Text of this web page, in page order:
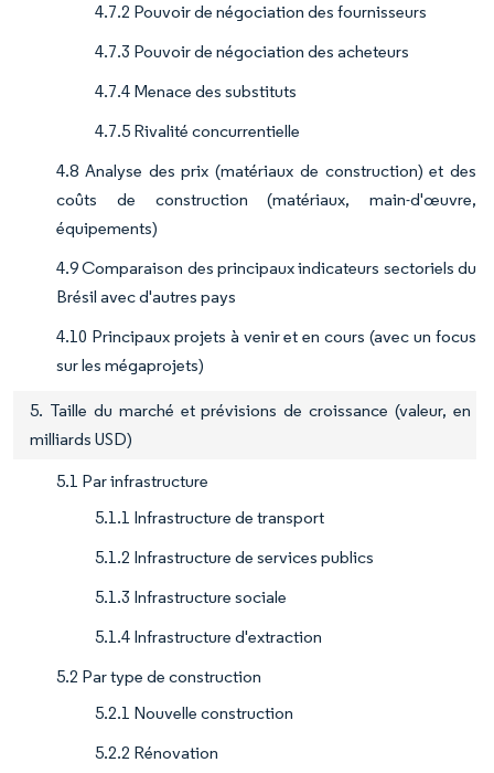
4.7.2 Pouvoir de négociation des fournisseurs
4.7.3 Pouvoir de négociation des acheteurs
4.7.4 Menace des substituts
4.7.5 Rivalité concurrentielle
4.8 Analyse des prix (matériaux de construction) et des
coûts de construction (matériaux, main-d'œuvre,
équipements)
4.9 Comparaison des principaux indicateurs sectoriels du
Brésil avec d'autres pays
4.10 Principaux projets à venir et en cours (avec un focus
sur les mégaprojets)
5. Taille du marché et prévisions de croissance (valeur, en
milliards USD)
5.1 Par infrastructure
5.1.1 Infrastructure de transport
5.1.2 Infrastructure de services publics
5.1.3 Infrastructure sociale
5.1.4 Infrastructure d'extraction
5.2 Par type de construction
5.2.1 Nouvelle construction
5.2.2 Rénovation